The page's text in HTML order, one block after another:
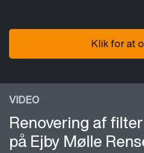
Klik for at
VIDEO
Renovering af
på Ejby Mølle